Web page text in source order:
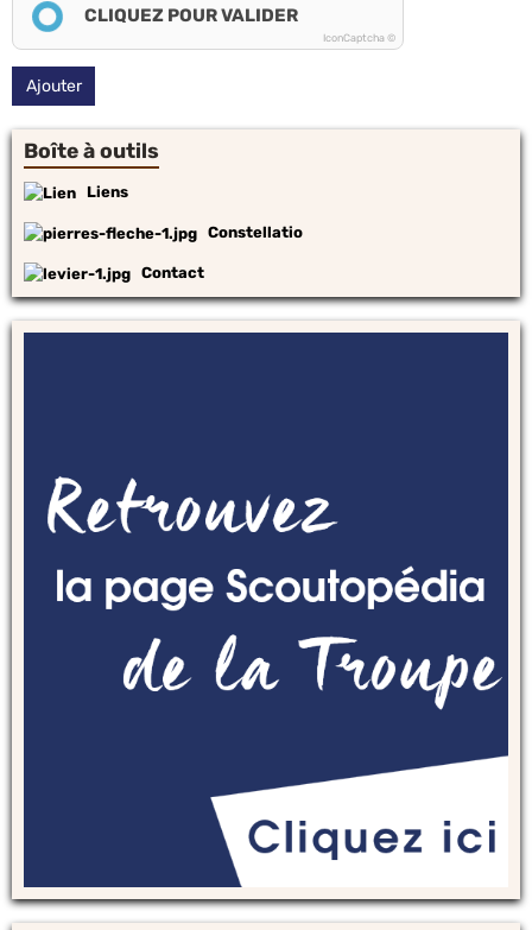
CLIQUEZ POUR VALIDER
IconCaptcha ©
Ajouter
Boîte à outils
Liens
Constellatio
Contact